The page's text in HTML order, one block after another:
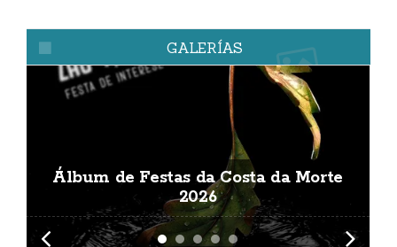
GALERÍAS
Álbum de Festas da Costa da Morte
2026